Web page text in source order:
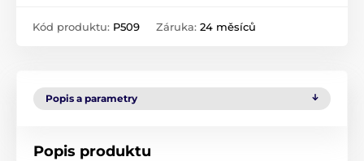
Kód produktu: P509 Záruka: 24 měsíců
Popis a parametry
Popis produktu